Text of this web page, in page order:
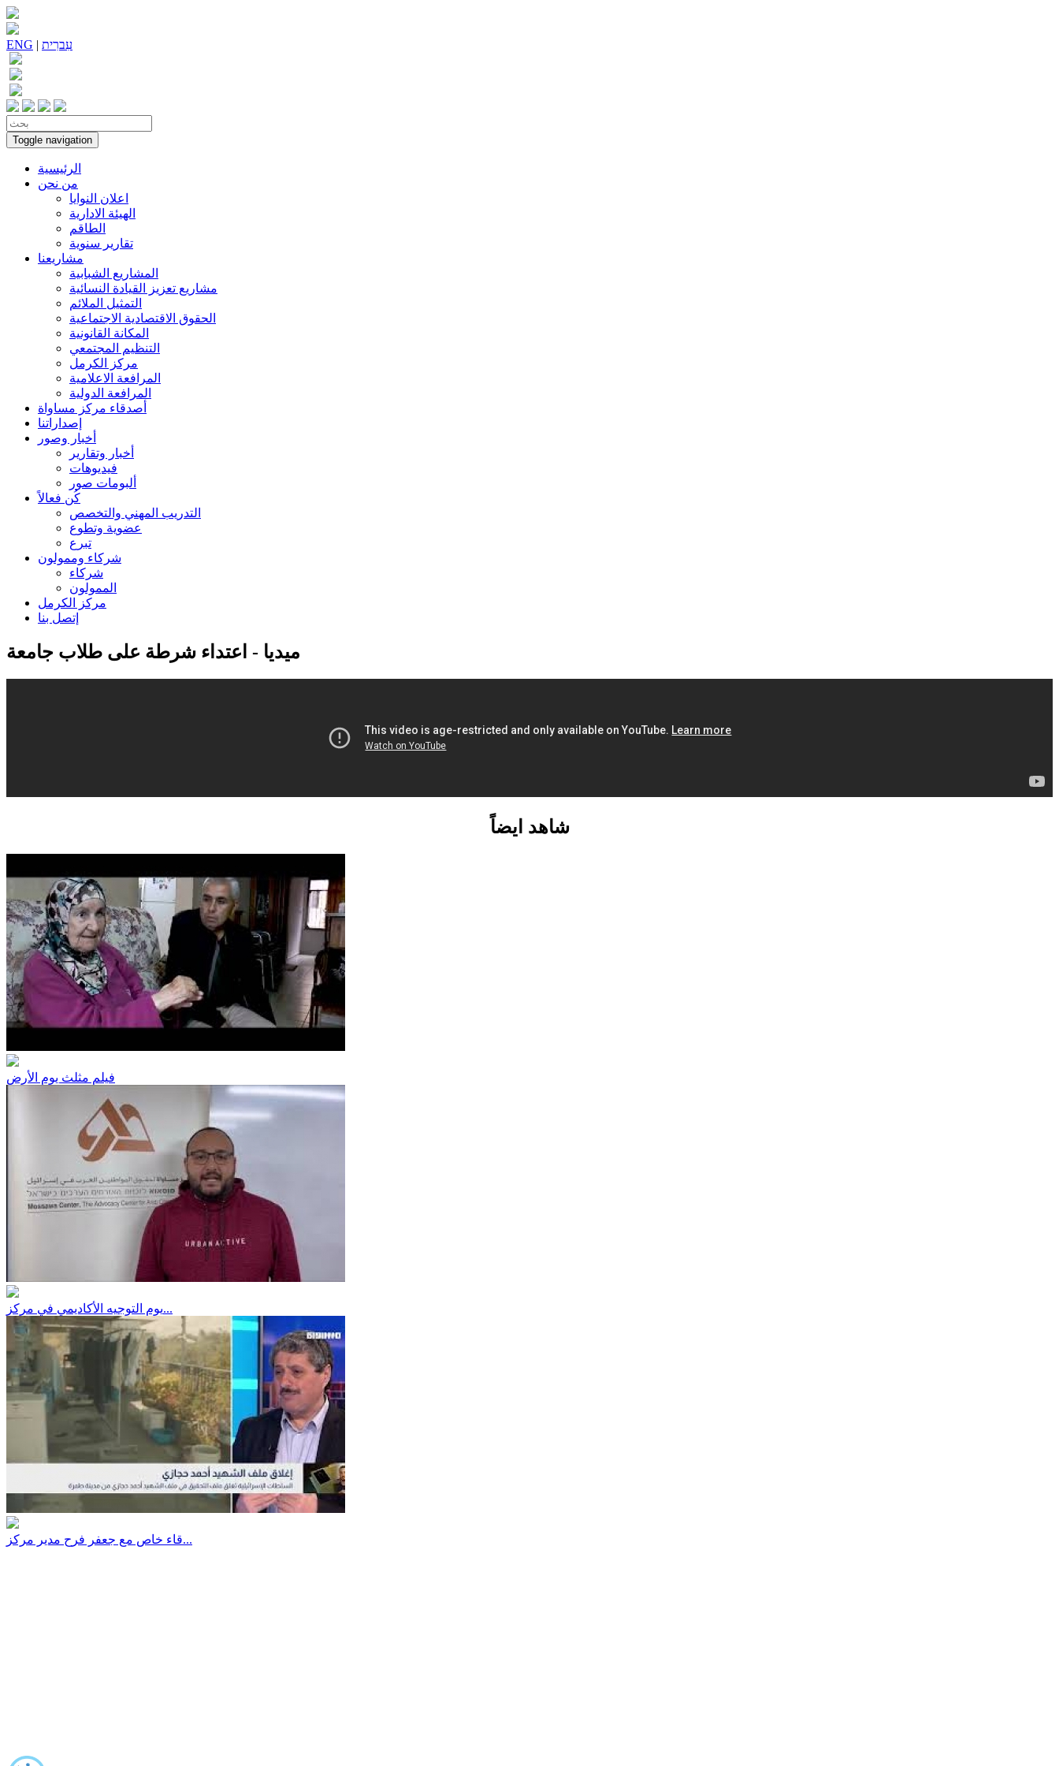
ENG | עִברִית
Toggle navigation
الرئيسية
من نحن
اعلان النوايا
الهيئة الادارية
الطاقم
تقارير سنوية
مشاريعنا
المشاريع الشبابية
مشاريع تعزيز القيادة النسائية
التمثيل الملائم
الحقوق الاقتصادية الاجتماعية
المكانة القانونية
التنظيم المجتمعي
مركز الكرمل
المرافعة الاعلامية
المرافعة الدولية
أصدقاء مركز مساواة
إصداراتنا
أخبار وصور
أخبار وتقارير
فيديوهات
ألبومات صور
كُن فعالاً
التدريب المهني والتخصص
عضوية وتطوع
تبرع
شركاء وممولون
شركاء
الممولون
مركز الكرمل
إتصل بنا
ميديا - اعتداء شرطة على طلاب جامعة
شاهد ايضاً
فيلم مثلث يوم الأرض
يوم التوجيه الأكاديمي في مركز...
قاء خاص مع جعفر فرح مدير مركز...